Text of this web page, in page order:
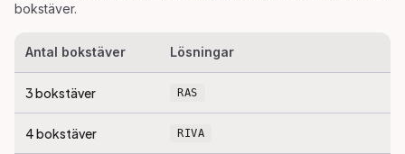
bokstäver.
Antal bokstäver Lösningar
3bokstäver RAS
4bokstäver RIVA